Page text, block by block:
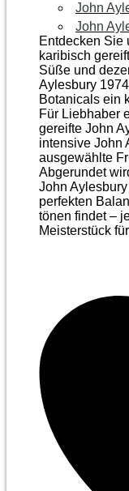
John
John
Entdecken Sie
karibisch
Süße und
Aylesbury
Botanicals ein
Für Liebhaber
gereifte John
intensive John
ausgewählte
Abgerundet
John
perfekten
tönen findet –
Meister­stück